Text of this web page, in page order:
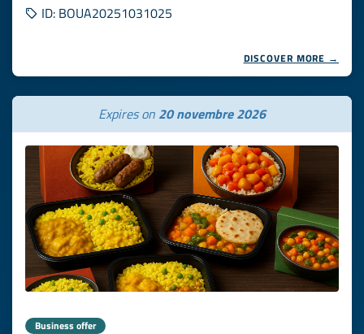
ID: BOUA20251031025
DISCOVER MORE →
Expires on 20 novembre 2026
Business offer